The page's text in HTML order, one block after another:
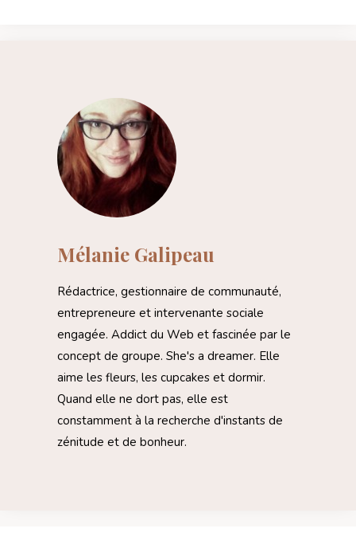
Mélanie Galipeau
Rédactrice, gestionnaire de communauté,
entrepreneure et intervenante sociale
engagée. Addict du Web et fascinée par le
concept de groupe. She's a dreamer. Elle
aime les fleurs, les cupcakes et dormir.
Quand elle ne dort pas, elle est
constamment à la recherche d'instants de
zénitude et de bonheur.